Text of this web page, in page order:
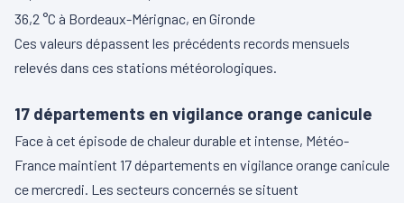
36,2 °C à Bordeaux-Mérignac, en Gironde
Ces valeurs dépassent les précédents records mensuels
relevés dans ces stations météorologiques.
17 départements en vigilance orange canicule
Face à cet épisode de chaleur durable et intense, Météo-
France maintient 17 départements en vigilance orange canicule
ce mercredi. Les secteurs concernés se situent